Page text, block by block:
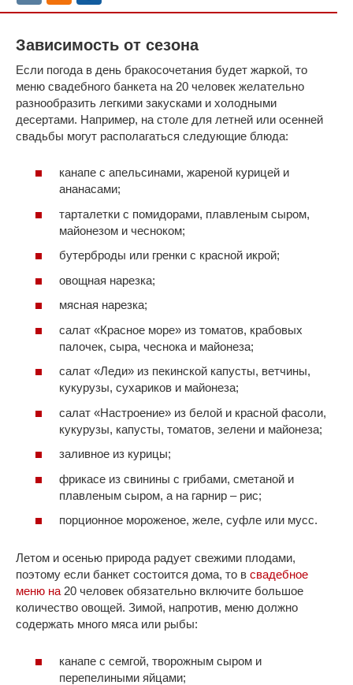
Зависимость от сезона
Если погода в день бракосочетания будет жаркой, то
меню свадебного банкета на 20 человек желательно
разнообразить легкими закусками и холодными
десертами. Например, на столе для летней или осенней
свадьбы могут располагаться следующие блюда:
канапе с апельсинами, жареной курицей и
ананасами;
тарталетки с помидорами, плавленым сыром,
майонезом и чесноком;
бутерброды или гренки с красной икрой;
овощная нарезка;
мясная нарезка;
салат «Красное море» из томатов, крабовых
палочек, сыра, чеснока и майонеза;
салат «Леди» из пекинской капусты, ветчины,
кукурузы, сухариков и майонеза;
салат «Настроение» из белой и красной фасоли,
кукурузы, капусты, томатов, зелени и майонеза;
заливное из курицы;
фрикасе из свинины с грибами, сметаной и
плавленым сыром, а на гарнир – рис;
порционное мороженое, желе, суфле или мусс.
Летом и осенью природа радует свежими плодами,
поэтому если банкет состоится дома, то в свадебное
меню на 20 человек обязательно включите большое
количество овощей. Зимой, напротив, меню должно
содержать много мяса или рыбы:
канапе с семгой, творожным сыром и
перепелиными яйцами;